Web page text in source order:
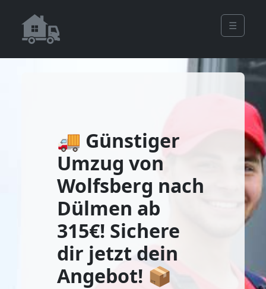
☰
🚚 Günstiger
Umzug von
Wolfsberg nach
Dülmen ab
315€! Sichere
dir jetzt dein
Angebot! 📦